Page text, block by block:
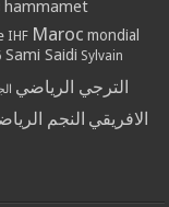
hammamet
IHF Maroc mondial
Sami Saidi Sylvain
الترجي الرياضي
الافريقي النجم